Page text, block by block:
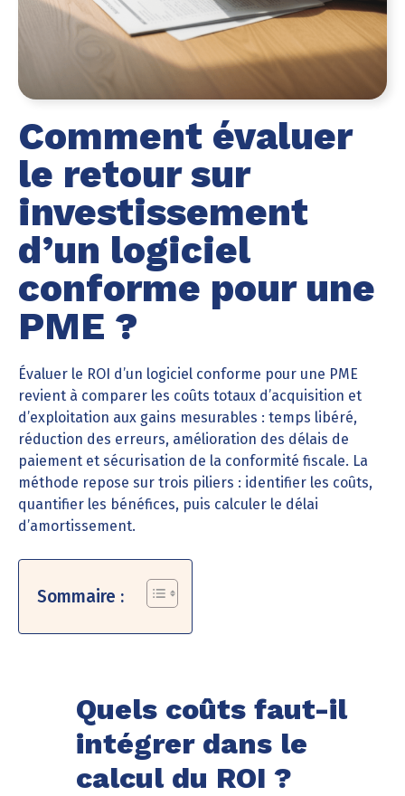
Comment évaluer
le retour sur
investissement
d’un logiciel
conforme pour une
PME ?
Évaluer le ROI d’un logiciel conforme pour une PME
revient à comparer les coûts totaux d’acquisition et
d’exploitation aux gains mesurables : temps libéré,
réduction des erreurs, amélioration des délais de
paiement et sécurisation de la conformité fiscale. La
méthode repose sur trois piliers : identifier les coûts,
quantifier les bénéfices, puis calculer le délai
d’amortissement.
Sommaire :
Quels coûts faut-il
intégrer dans le
calcul du ROI ?